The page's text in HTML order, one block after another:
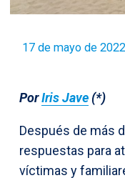
17 de mayo de 2022
PorIris Jave (*)
Después de más
respuestas para
víctimas y